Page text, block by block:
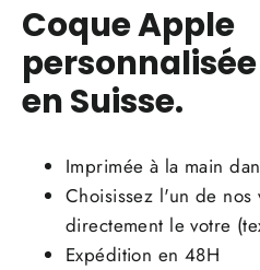
Coque Apple
en Suisse.
Imprimée à la main
Choisissez l'un de nos
directement le votre
Expédition en 48H